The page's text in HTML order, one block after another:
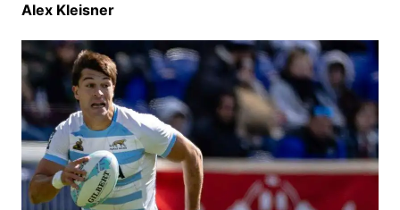
Alex Kleisner